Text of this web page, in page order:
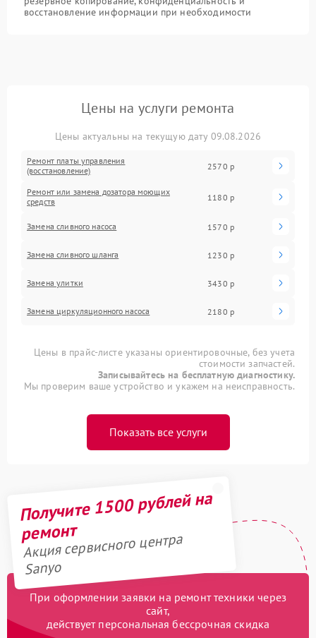
восстановление информации при необходимости
Цены на услуги ремонта
Цены актуальны на текущую дату 09.08.2026
Ремонт платы управления
(восстановление)
2570 р
Ремонт или замена дозатора моющих
средств
1180 р
Замена сливного насоса 1570 р
Замена сливного шланга 1230 р
Замена улитки 3430 р
Замена циркуляционного насоса 2180 р
Цены в прайс-листе указаны ориентировочные, без учета
стоимости запчастей.
Записывайтесь на бесплатную диагностику.
Мы проверим ваше устройство и укажем на неисправность.
Показать все услуги
Получите 1500 рублей на
ремонт
Акция сервисного центра
Sanyo
При оформлении заявки на ремонт техники через
сайт,
действует персональная бессрочная скидка